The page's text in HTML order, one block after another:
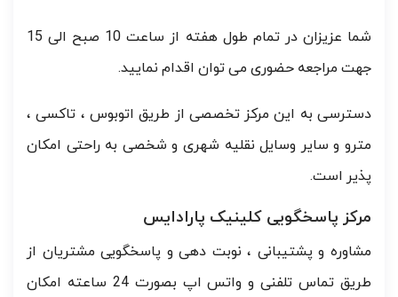
شما عزیزان در تمام طول هفته از ساعت 10 صبح الی 15
جهت مراجعه حضوری می توان اقدام نمایید.
دسترسی به این مرکز تخصصی از طریق اتوبوس ، تاکسی ،
مترو و سایر وسایل نقلیه شهری و شخصی به راحتی امکان
پذیر است.
مرکز پاسخگویی کلینیک پارادایس
مشاوره و پشتیبانی ، نوبت دهی و پاسخگویی مشتریان از
طریق تماس تلفنی و واتس اپ بصورت 24 ساعته امکان